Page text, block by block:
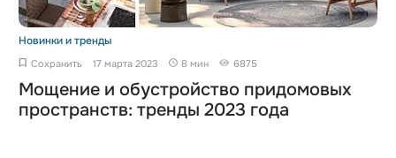
Новинки и тренды
Сохранить 17 марта 2023 8 мин 6875
Мощение и обустройство придомовых
пространств: тренды 2023 года